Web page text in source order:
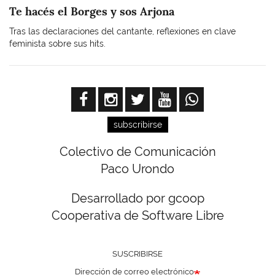
Te hacés el Borges y sos Arjona
Tras las declaraciones del cantante, reflexiones en clave
feminista sobre sus hits.
subscribirse
Colectivo de Comunicación
Paco Urondo
Desarrollado por gcoop
Cooperativa de Software Libre
SUSCRIBIRSE
Dirección de correo electrónico